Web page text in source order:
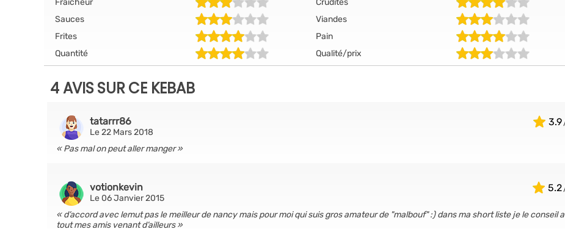
Sauces
Viandes
Frites
Pain
Quantité
Qualité/prix
4 AVIS SUR CE KEBAB
3.9
tatarrr86
Le 22 Mars 2018
Pas mal on peut aller manger
5.2
votionkevin
Le 06 Janvier 2015
d’accord avec lemut pas le meilleur de nancy mais pour moi qui suis gros amateur de "malbouf" :) dans ma short liste je le conseil a
tout mes amis venant d’ailleurs